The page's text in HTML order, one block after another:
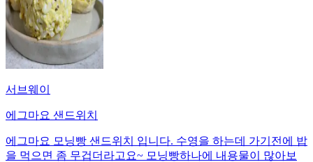
서브웨이
에그마요 샌드위치
에그마요 모닝빵 샌드위치 입니다. 수영을 하는데 가기전에 밥
을 먹으면 좀 무겁더라고요~ 모닝빵하나에 내용물이 많아보